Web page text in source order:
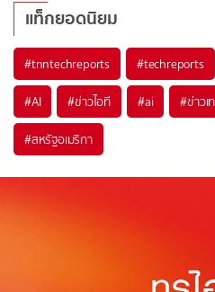
แท็กยอดนิยม
#tnntechreports #techreports
#AI #ข่าวไอที #ai #ข่าวเ
#สหรัฐอเมริกา